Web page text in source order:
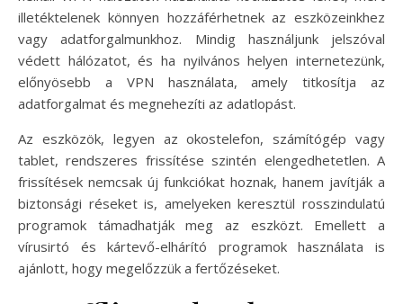
illetéktelenek könnyen hozzáférhetnek az eszközeinkhez
vagy adatforgalmunkhoz. Mindig használjunk jelszóval
védett hálózatot, és ha nyilvános helyen internetezünk,
előnyösebb a VPN használata, amely titkosítja az
adatforgalmat és megnehezíti az adatlopást.
Az eszközök, legyen az okostelefon, számítógép vagy
tablet, rendszeres frissítése szintén elengedhetetlen. A
frissítések nemcsak új funkciókat hoznak, hanem javítják a
biztonsági réseket is, amelyeken keresztül rosszindulatú
programok támadhatják meg az eszközt. Emellett a
vírusirtó és kártevő-elhárító programok használata is
ajánlott, hogy megelőzzük a fertőzéseket.